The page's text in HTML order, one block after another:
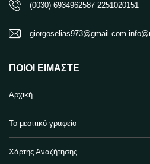
(0030) 6934962587 2251020151
giorgoselias973@gmail.com
ΠΟΙΟΙ ΕΊΜΑΣΤΕ
Αρχική
Το μεσιτικό γραφείο
Χάρτης Αναζήτησης